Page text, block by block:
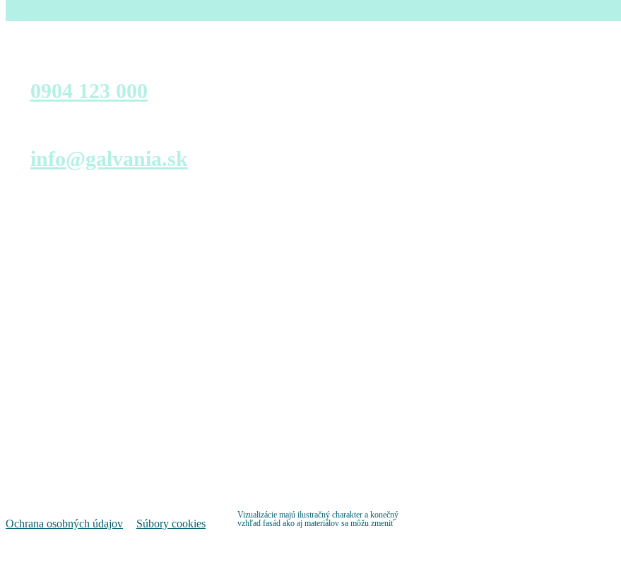
0904 123 000
info@galvania.sk
Ochrana osobných údajov Súbory cookies
Vizualizácie majú ilustračný charakter a konečný
vzhľad fasád ako aj materiálov sa môžu zmeniť